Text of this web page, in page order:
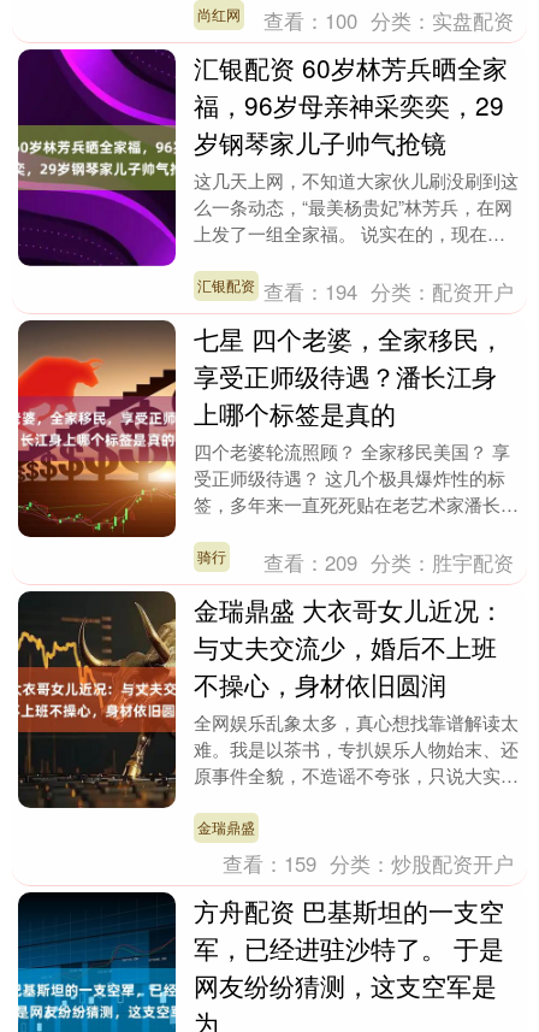
岁的她穿衣不循....
尚红网 查看： 100 分类： 实盘配资
汇银配资 60岁林芳兵晒全家
福，96岁母亲神采奕奕，29
岁钢琴家儿子帅气抢镜
这几天上网，不知道大家伙儿刷没刷到这
么一条动态，“最美杨贵妃”林芳兵，在网
上发了一组全家福。 说实在的，现在这
是谁又出来抢风....
汇银配资 查看： 194 分类： 配资开户
七星 四个老婆，全家移民，
享受正师级待遇？潘长江身
上哪个标签是真的
四个老婆轮流照顾？ 全家移民美国？ 享
受正师级待遇？ 这几个极具爆炸性的标
签，多年来一直死死贴在老艺术家潘长江
扒一扒这些有....
骑行 查看：209 分类： 胜宇配资
金瑞鼎盛 大衣哥女儿近况：
与丈夫交流少，婚后不上班
不操心，身材依旧圆润
全网娱乐乱象太多，真心想找靠谱解读太
难。我是以茶书，专扒娱乐人物始末、还
原事件全貌，不造谣不夸张，只说大实
的名字就是流量的代....
金瑞鼎盛
查看： 159 分类：炒股配资开户
方舟配资 巴基斯坦的一支空
军，已经进驻沙特了。 于是
网友纷纷猜测，这支空军是
为